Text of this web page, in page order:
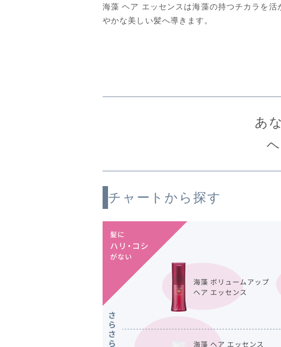
海藻 ヘア エッセンスは海藻の持つチカラを活
やかな美しい髪へ導きます。
あ
チャートから探す